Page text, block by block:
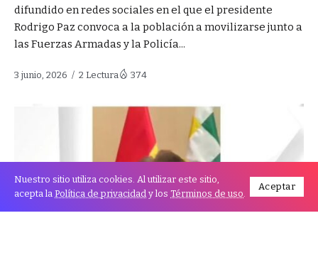
difundido en redes sociales en el que el presidente
Rodrigo Paz convoca a la población a movilizarse junto a
las Fuerzas Armadas y la Policía...
3 junio, 2026 2 Lectura 374
Nuestro sitio utiliza cookies. Al utilizar este sitio,
acepta la Política de privacidad y los Términos de uso.
Aceptar